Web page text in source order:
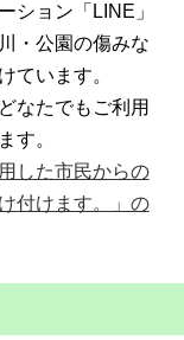
ション「LINE」
・公園の傷みな
ています。
なたでもご利用
す。
した市民からの
付けます。」の